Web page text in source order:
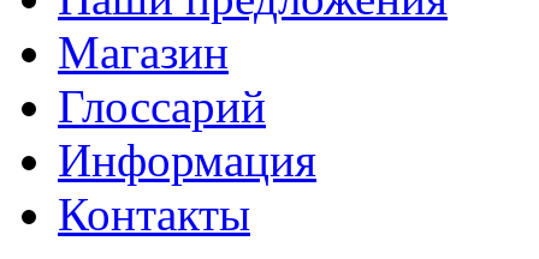
Магазин
Глоссарий
Информация
Контакты